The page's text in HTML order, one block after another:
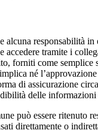
alcuna responsabilità
accedere tramite i
forniti come semplice
né
di assicurazione
delle
può essere ritenuto
direttamente o